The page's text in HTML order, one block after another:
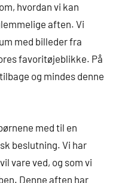
hvordan vi kan
aften. Vi
med billeder fra
favoritøjeblikke. På
og mindes denne
med til en
beslutning. Vi har
vare ved, og som vi
Denne aften har